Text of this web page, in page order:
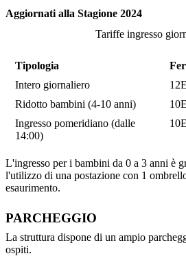
Aggiornati alla Stagione 2024
Tariffe ingresso
Tipologia
Intero giornaliero
Ridotto bambini (4-10 anni)
Ingresso pomeridiano (dalle
14:00)
L'ingresso per i bambini da 0 a 3 anni è
l'utilizzo di una postazione con 1
esaurimento.
PARCHEGGIO
La struttura dispone di un ampio
ospiti.